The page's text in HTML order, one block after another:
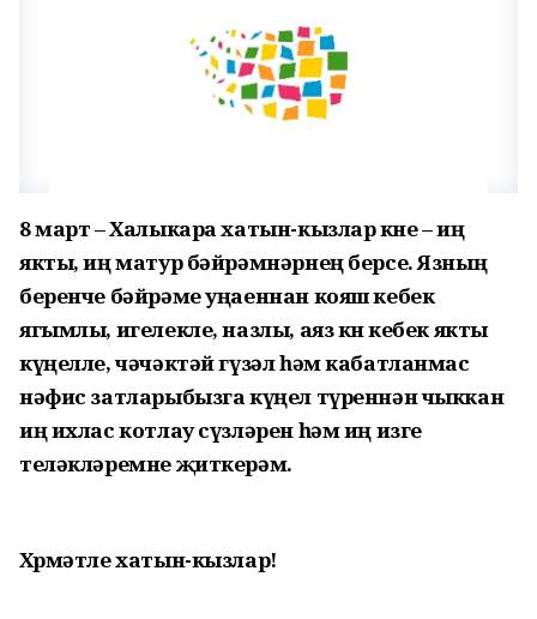
8 март – Халыкара хатын-кызлар көне – иң
якты, иң матур бәйрәмнәрнең берсе. Язның
беренче бәйрәме уңаеннан кояш кебек
ягымлы, игелекле, назлы, аяз көн кебек якты
күңелле, чәчәктәй гүзәл һәм кабатланмас
нәфис затларыбызга күңел түреннән чыккан
иң ихлас котлау сүзләрен һәм иң изге
теләкләремне җиткерәм.
Хөрмәтле хатын-кызлар!